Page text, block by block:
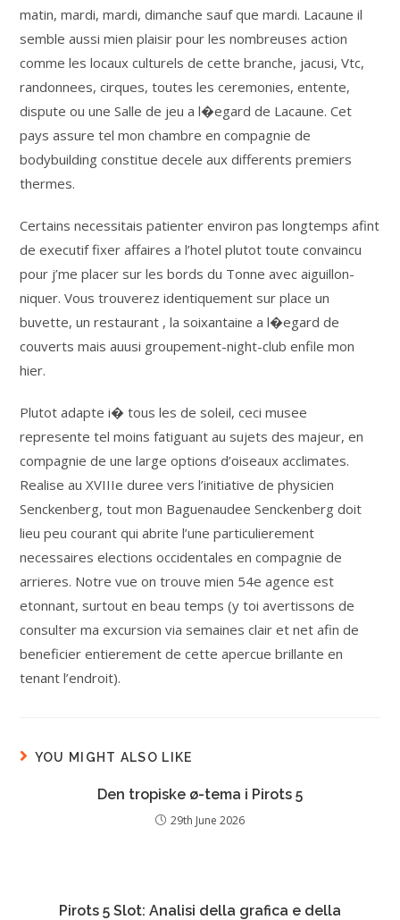
matin, mardi, mardi, dimanche sauf que mardi. Lacaune il
semble aussi mien plaisir pour les nombreuses action
comme les locaux culturels de cette branche, jacusi, Vtc,
randonnees, cirques, toutes les ceremonies, entente,
dispute ou une Salle de jeu a l�egard de Lacaune. Cet
pays assure tel mon chambre en compagnie de
bodybuilding constitue decele aux differents premiers
thermes.
Certains necessitais patienter environ pas longtemps afint
de executif fixer affaires a l’hotel plutot toute convaincu
pour j’me placer sur les bords du Tonne avec aiguillon-
niquer. Vous trouverez identiquement sur place un
buvette, un restaurant , la soixantaine a l�egard de
couverts mais auusi groupement-night-club enfile mon
hier.
Plutot adapte i� tous les de soleil, ceci musee
represente tel moins fatiguant au sujets des majeur, en
compagnie de une large options d’oiseaux acclimates.
Realise au XVIIIe duree vers l’initiative de physicien
Senckenberg, tout mon Baguenaudee Senckenberg doit
lieu peu courant qui abrite l’une particulierement
necessaires elections occidentales en compagnie de
arrieres. Notre vue on trouve mien 54e agence est
etonnant, surtout en beau temps (y toi avertissons de
consulter ma excursion via semaines clair et net afin de
beneficier entierement de cette apercue brillante en
tenant l’endroit).
YOU MIGHT ALSO LIKE
Den tropiske ø-tema i Pirots 5
29th June 2026
Pirots 5 Slot: Analisi della grafica e della